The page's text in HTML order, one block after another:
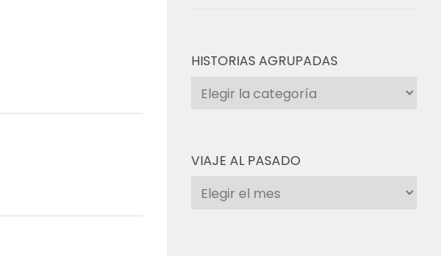
HISTORIAS AGRUPADAS
Historias
agrupadas
VIAJE AL PASADO
Viaje